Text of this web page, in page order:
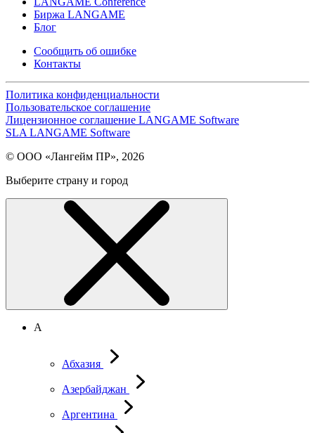
Биржа LANGAME
Блог
Сообщить об ошибке
Контакты
Политика конфиденциальности
Пользовательское соглашение
Лицензионное соглашение LANGAME Software
SLA LANGAME Software
© ООО «Лангейм ПР», 2026
Выберите страну и город
А
Абхазия
Азербайджан
Аргентина